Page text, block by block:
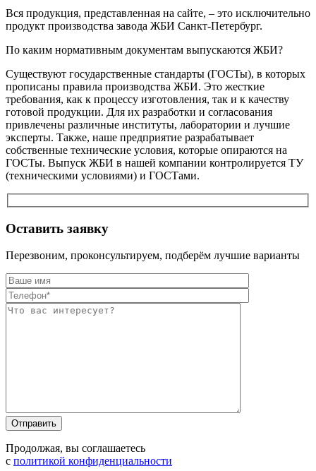
Вся продукция, представленная на сайте, – это исключительно
продукт производства завода ЖБИ Санкт-Петербург.
По каким нормативным документам выпускаются ЖБИ?
Существуют государственные стандарты (ГОСТы), в которых
прописаны правила производства ЖБИ. Это жесткие
требования, как к процессу изготовления, так и к качеству
готовой продукции. Для их разработки и согласования
привлечены различные институты, лаборатории и лучшие
эксперты. Также, наше предприятие разрабатывает
собственные технические условия, которые опираются на
ГОСТы. Выпуск ЖБИ в нашей компании контролируется ТУ
(техническими условиями) и ГОСТами.
Оставить заявку
Перезвоним, проконсультируем, подберём лучшие варианты
Продолжая, вы соглашаетесь
с политикой конфиденциальности